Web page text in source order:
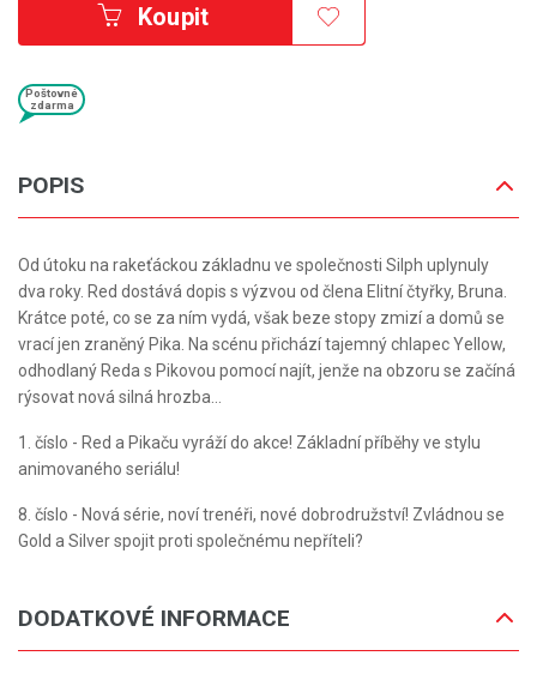
Koupit
Poštovné
zdarma
POPIS
Od útoku na rakeťáckou základnu ve společnosti Silph uplynuly
dva roky. Red dostává dopis s výzvou od člena Elitní čtyřky, Bruna.
Krátce poté, co se za ním vydá, však beze stopy zmizí a domů se
vrací jen zraněný Pika. Na scénu přichází tajemný chlapec Yellow,
odhodlaný Reda s Pikovou pomocí najít, jenže na obzoru se začíná
rýsovat nová silná hrozba…
1. číslo - Red a Pikaču vyráží do akce! Základní příběhy ve stylu
animovaného seriálu!
8. číslo - Nová série, noví trenéři, nové dobrodružství! Zvládnou se
Gold a Silver spojit proti společnému nepříteli?
DODATKOVÉ INFORMACE